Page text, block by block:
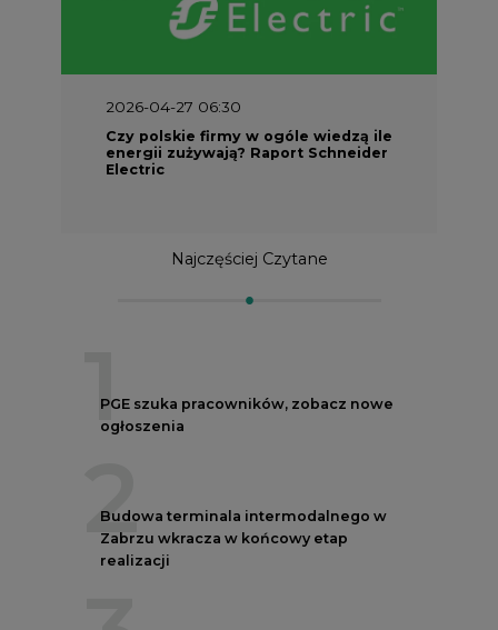
2026-04-27 06:30
Czy polskie firmy w ogóle wiedzą ile
energii zużywają? Raport Schneider
Electric
Najczęściej Czytane
1
PGE szuka pracowników, zobacz nowe
ogłoszenia
2
Budowa terminala intermodalnego w
Zabrzu wkracza w końcowy etap
realizacji